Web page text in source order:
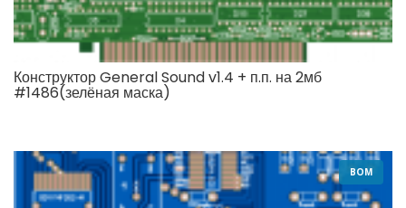
Конструктор General Sound v1.4 + п.п. на 2мб
#1486(зелёная маска)
BOM